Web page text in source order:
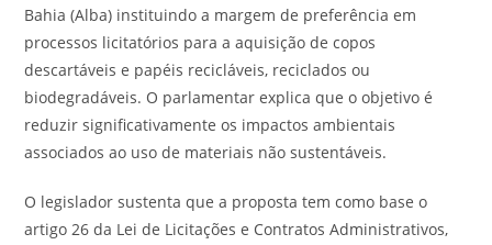
Bahia (Alba) instituindo a margem de preferência em
processos licitatórios para a aquisição de copos
descartáveis e papéis recicláveis, reciclados ou
biodegradáveis. O parlamentar explica que o objetivo é
reduzir significativamente os impactos ambientais
associados ao uso de materiais não sustentáveis.
O legislador sustenta que a proposta tem como base o
artigo 26 da Lei de Licitações e Contratos Administrativos,